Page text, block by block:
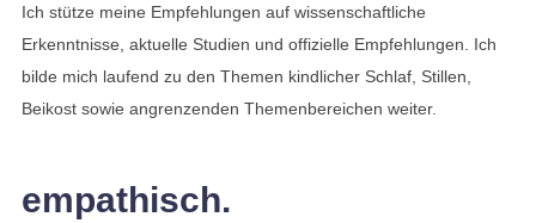
Ich stütze meine Empfehlungen auf wissenschaftliche
Erkenntnisse, aktuelle Studien und offizielle Empfehlungen. Ich
bilde mich laufend zu den Themen kindlicher Schlaf, Stillen,
Beikost sowie angrenzenden Themenbereichen weiter.
empathisch.